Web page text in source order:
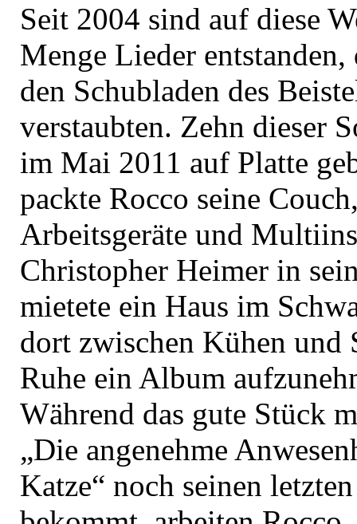
Seit 2004 sind auf diese
Menge Lieder
den Schubladen des
verstaubten. Zehn dieser
im Mai 2011 auf Platte
packte Rocco seine
Arbeitsgeräte und
Christopher Heimer in
mietete ein Haus im
dort zwischen Kühen und
Ruhe ein Album
Während das gute Stück
„Die angenehme
Katze“ noch seinen